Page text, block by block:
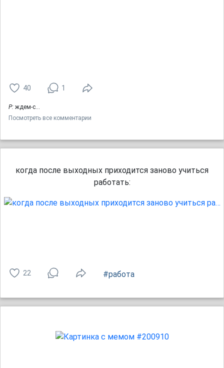
40 1
Р: ждем-с...
Посмотреть все комментарии
когда после выходных приходится заново учиться
работать:
22 #работа